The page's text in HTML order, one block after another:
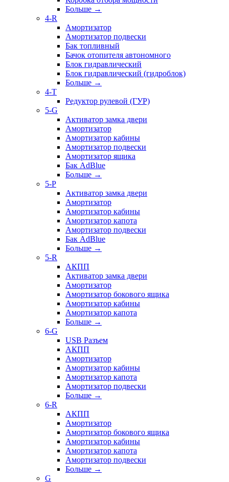
Больше →
4-R
Амортизатор
Амортизатор подвески
Бак топливный
Бачок отопителя автономного
Блок гидравлический
Блок гидравлический (гидроблок)
Больше →
4-T
Редуктор рулевой (ГУР)
5-G
Активатор замка двери
Амортизатор
Амортизатор кабины
Амортизатор подвески
Амортизатор ящика
Бак AdBlue
Больше →
5-P
Активатор замка двери
Амортизатор
Амортизатор кабины
Амортизатор капота
Амортизатор подвески
Бак AdBlue
Больше →
5-R
АКПП
Активатор замка двери
Амортизатор
Амортизатор бокового ящика
Амортизатор кабины
Амортизатор капота
Больше →
6-G
USB Разъем
АКПП
Амортизатор
Амортизатор кабины
Амортизатор капота
Амортизатор подвески
Больше →
6-R
АКПП
Амортизатор
Амортизатор бокового ящика
Амортизатор кабины
Амортизатор капота
Амортизатор подвески
Больше →
G